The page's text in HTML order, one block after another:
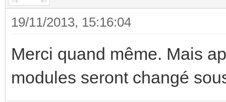
19/11/2013, 15:16:04
Merci quand même. Mais
modules seront changé